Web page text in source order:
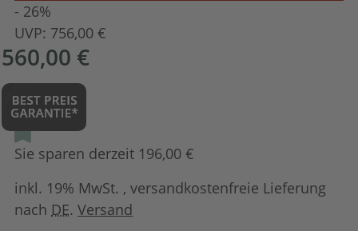
- 26%
UVP: 756,00 €
560,00 €
Sie sparen derzeit 196,00 €
inkl. 19% MwSt. , versandkostenfreie Lieferung
nach DE.Versand